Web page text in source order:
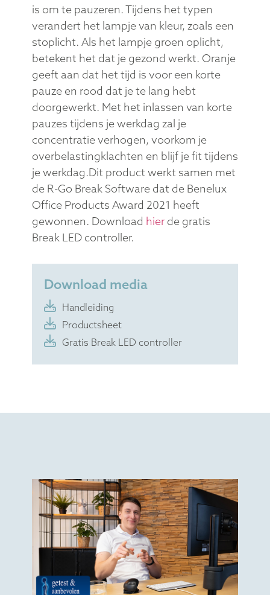
is om te pauzeren. Tijdens het typen
verandert het lampje van kleur, zoals een
stoplicht. Als het lampje groen oplicht,
betekent het dat je gezond werkt. Oranje
geeft aan dat het tijd is voor een korte
pauze en rood dat je te lang hebt
doorgewerkt. Met het inlassen van korte
pauzes tijdens je werkdag zal je
concentratie verhogen, voorkom je
overbelastingklachten en blijf je fit tijdens
je werkdag.Dit product werkt samen met
de R-Go Break Software dat de Benelux
Office Products Award 2021 heeft
gewonnen. Download hierde gratis
Break LED controller.
Download media
Handleiding
Productsheet
Gratis Break LED controller